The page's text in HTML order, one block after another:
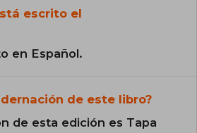
escrito el
en Español.
de este libro?
de esta edición es Tapa